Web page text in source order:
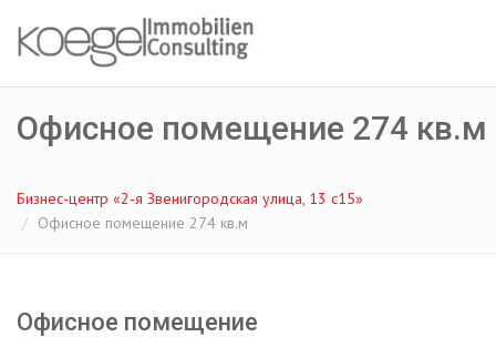
Офисное помещение 274 кв.м
Бизнес-центр «2-я Звенигородская улица, 13 с15»
Офисное помещение 274 кв.м
Офисное помещение